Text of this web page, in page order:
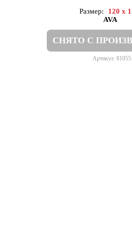
Размер:
120 x
AVA
СНЯТО С
Артикул: 81055